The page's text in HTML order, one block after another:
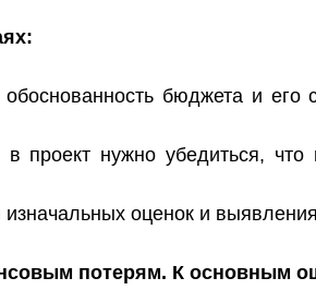
бюджета и
проект нужно убедиться,
оценок и
потерям. К основным